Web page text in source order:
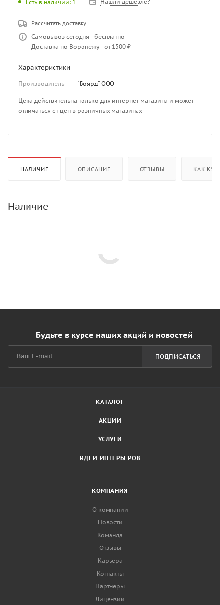
Есть в наличии: 1 Нашли дешевле?
Рассчитать доставку
Самовывоз сегодня - бесплатно
Доставка по Воронежу - от 1500 ₽
Характеристики
Производитель — "Боярд" ООО
Цена действительна только для интернет-магазина и может
отличаться от цен в розничных магазинах
НАЛИЧИЕ ОПИСАНИЕ ОТЗЫВЫ КАК
Наличие
Будьте в курсе наших акций и новостей
ПОДПИСАТЬСЯ
КАТАЛОГ
АКЦИИ
УСЛУГИ
ИДЕИ ИНТЕРЬЕРОВ
КОМПАНИЯ
О компании
Новости
Команда
Отзывы
Карьера
Контакты
Партнеры
Лицензии